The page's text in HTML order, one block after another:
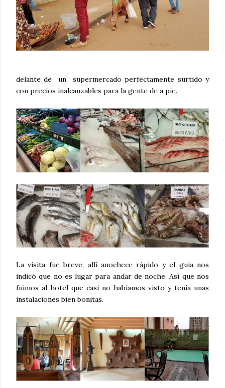
delante de un supermercado perfectamente surtido y
con precios inalcanzables para la gente de a pie.
La visita fue breve, allí anochece rápido y el guía nos
indicó que no es lugar para andar de noche. Así que nos
fuimos al hotel que casi no habíamos visto y tenía unas
instalaciones bien bonitas.